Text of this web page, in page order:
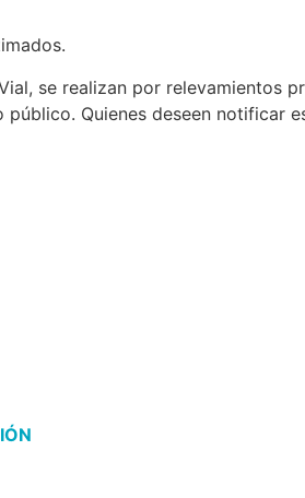
se realizan por relevamientos
Quienes deseen notificar